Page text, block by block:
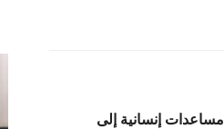
5 قوافل مساعدات إنسانية إلى